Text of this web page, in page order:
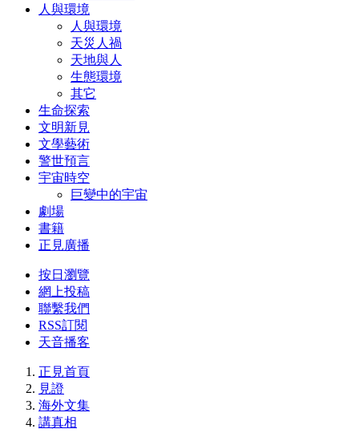
人與環境
人與環境
天災人禍
天地與人
生態環境
其它
生命探索
文明新見
文學藝術
警世預言
宇宙時空
巨變中的宇宙
劇場
書籍
正見廣播
按日瀏覽
網上投稿
聯繫我們
RSS訂閱
天音播客
正見首頁
見證
海外文集
講真相